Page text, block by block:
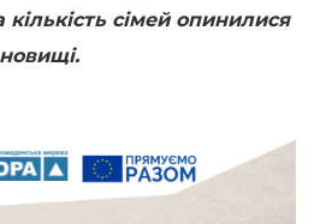
сімей опинилися